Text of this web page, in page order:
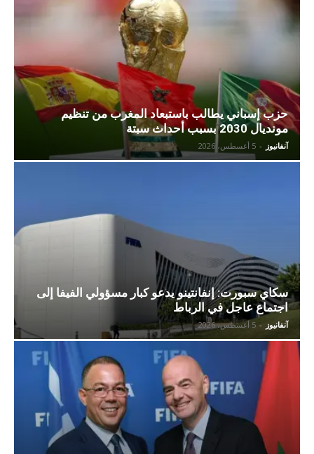
حزب إسباني يطالب باستبعاد المغرب من تنظيم
مونديال 2030 بسبب أحداث سبتة
آنفانيوز - 5 أغسطس، 2026
سكاي سبورت: إنفانتينو يدعو كبار مسؤولي الفيفا إلى
اجتماع عاجل في الرباط
آنفانيوز - 5 أغسطس، 2026